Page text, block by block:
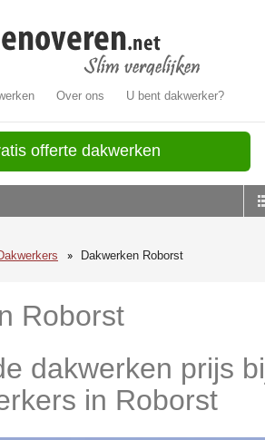
Over ons U bent dakwerker?
offerte dakwerken
Dakwerken Roborst
Roborst
dakwerken prijs
in Roborst